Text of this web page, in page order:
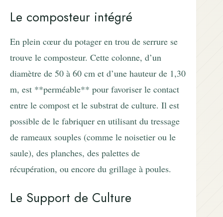
Le composteur intégré
En plein cœur du potager en trou de serrure se
trouve le composteur. Cette colonne, d’un
diamètre de 50 à 60 cm et d’une hauteur de 1,30
m, est **perméable** pour favoriser le contact
entre le compost et le substrat de culture. Il est
possible de le fabriquer en utilisant du tressage
de rameaux souples (comme le noisetier ou le
saule), des planches, des palettes de
récupération, ou encore du grillage à poules.
Le Support de Culture